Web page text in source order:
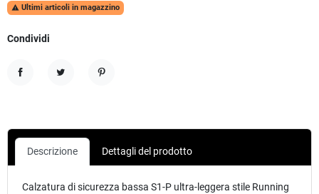
 Ultimi articoli in magazzino
Condividi
Descrizione Dettagli del prodotto
Calzatura di sicurezza bassa S1-P ultra-leggera stile Running